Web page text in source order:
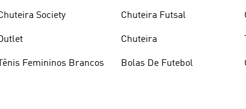
Society
Tênis Femininos Brancos
Chuteira Futsal
Chuteira
Bolas De Futebol